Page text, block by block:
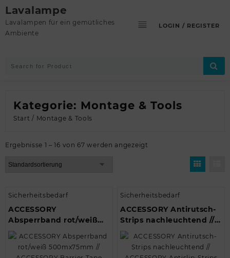
Skip
to
content
Lavalampe
Lavalampen für ein gemütliches
Ambiente
LOGIN / REGISTER
Kategorie: Montage & Tools
Start / Montage & Tools
Ergebnisse 1 – 16 von 67 werden angezeigt
Sicherheitsbedarf
ACCESSORY
Absperrband rot/weiß
500mx75mm //
ACCESSORY Barrier Tape
red/wh 500…
Sicherheitsbedarf
ACCESSORY Antirutsch-
Strips nachleuchtend //
ACCESSORY Antislip-
Strips glow a…